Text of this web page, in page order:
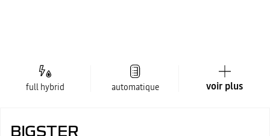
full hybrid automatique voir plus
BIGSTER